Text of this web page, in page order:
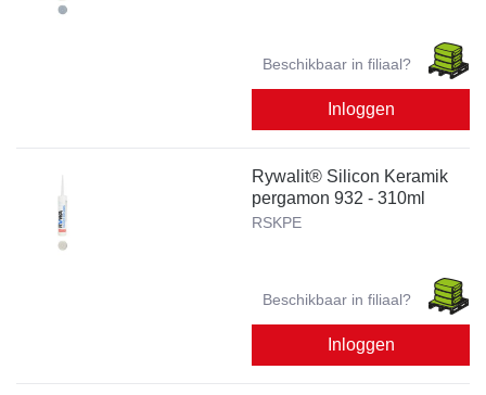
Beschikbaar in filiaal?
Inloggen
Rywalit® Silicon Keramik
pergamon 932 - 310ml
RSKPE
Beschikbaar in filiaal?
Inloggen